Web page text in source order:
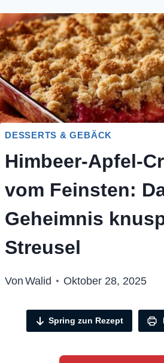
DESSERTS & GEBÄCK
Himbeer-Apfel-
vom Feinsten:
Geheimnis
Streusel
Von Walid Oktober 28, 2025
Spring zun Rezept